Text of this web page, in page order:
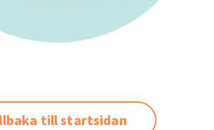
till startsidan